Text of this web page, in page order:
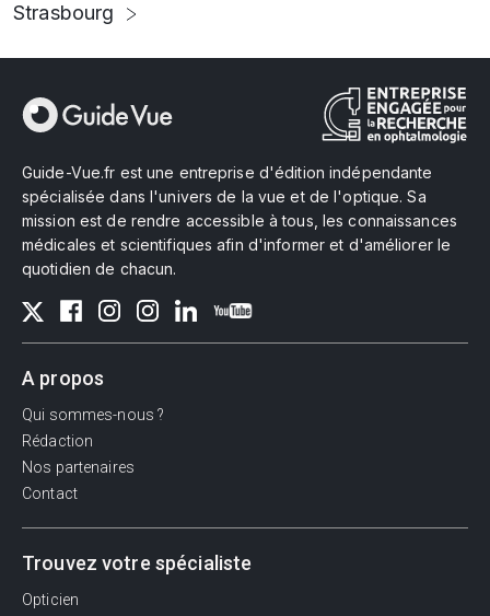
Strasbourg
Guide-Vue.fr est une entreprise d'édition indépendante
spécialisée dans l'univers de la vue et de l'optique. Sa
mission est de rendre accessible à tous, les connaissances
médicales et scientifiques afin d'informer et d'améliorer le
quotidien de chacun.
A propos
Qui sommes-nous ?
Rédaction
Nos partenaires
Contact
Trouvez votre spécialiste
Opticien